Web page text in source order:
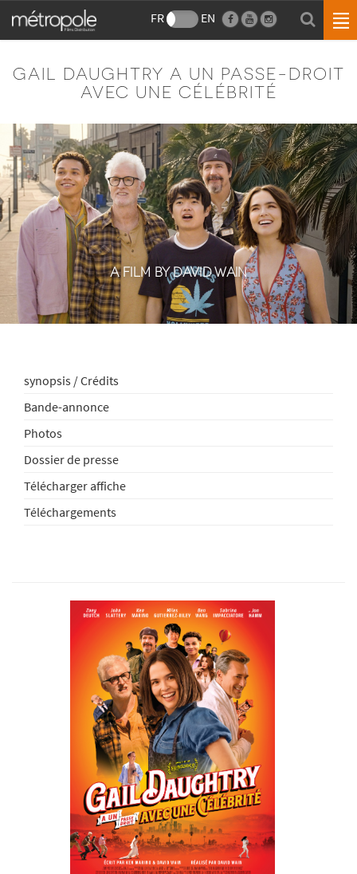
FR EN
GAIL DAUGHTRY A UN PASSE-DROIT
AVEC UNE CÉLÉBRITÉ
A FILM BY DAVID WAIN
synopsis / Crédits
Bande-annonce
Photos
Dossier de presse
Télécharger affiche
Téléchargements